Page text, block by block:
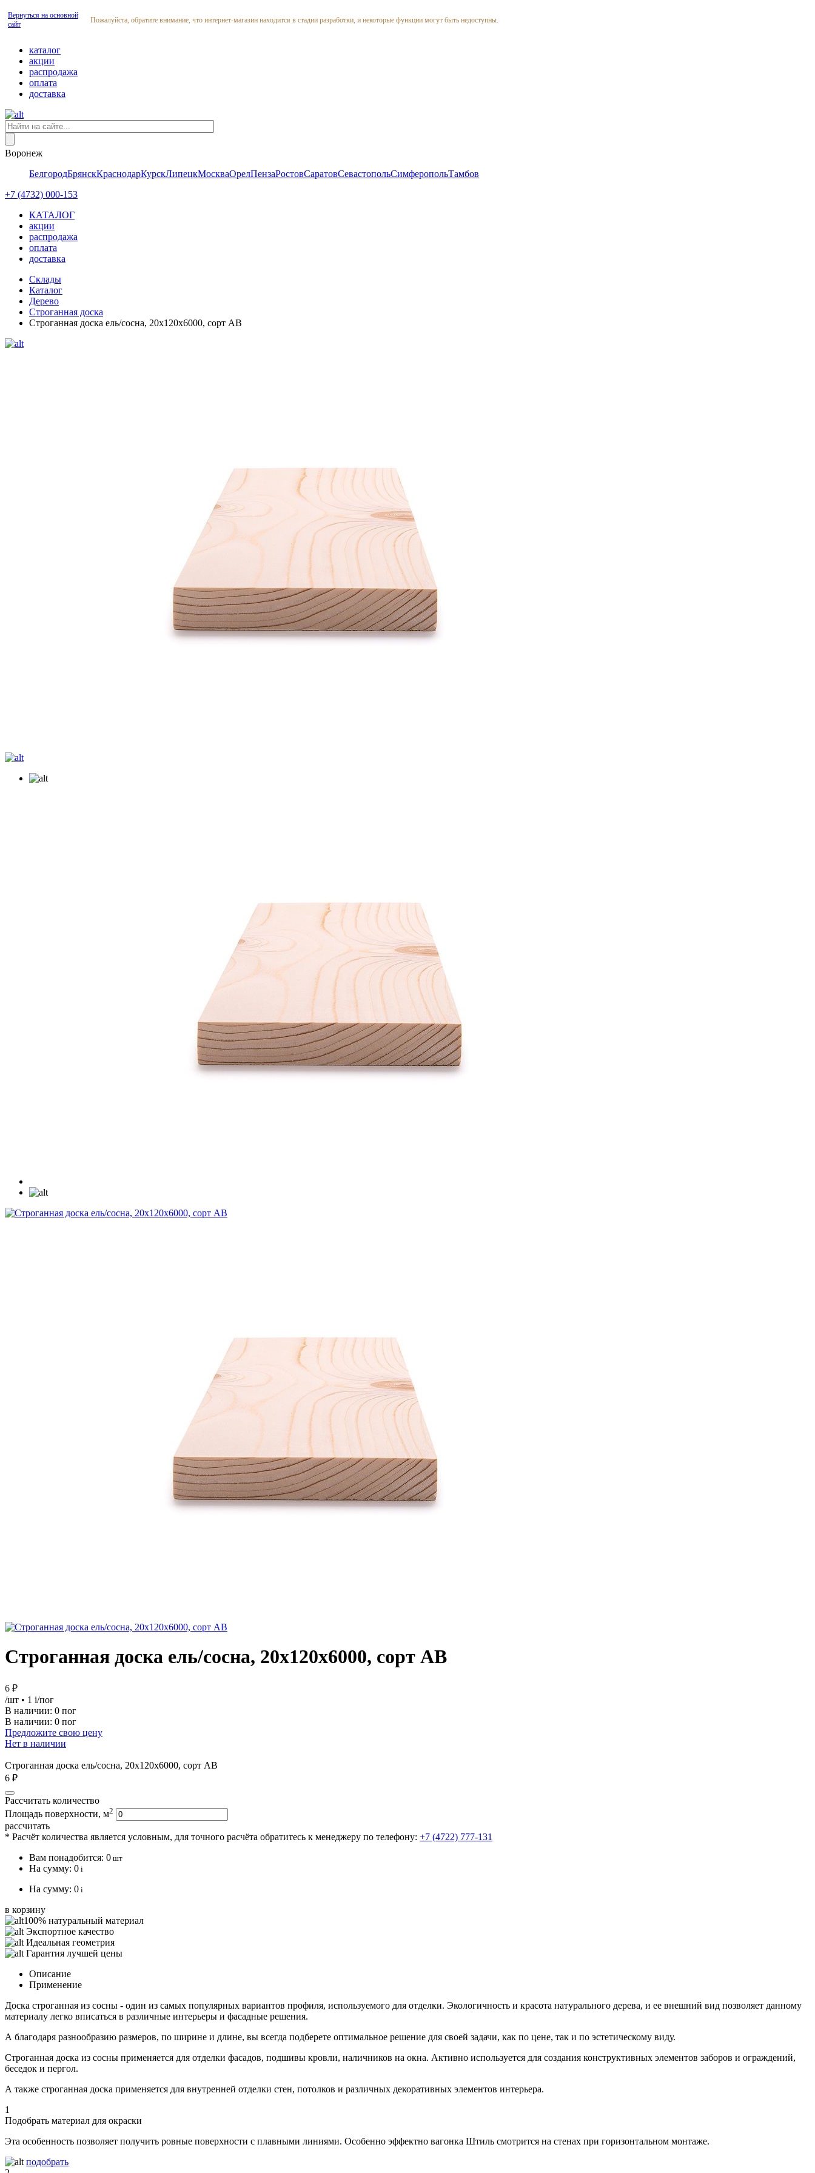
Вернуться на основной
сайт
Пожалуйста, обратите внимание, что интернет-магазин находится в стадии разработки, и некоторые функции могут быть недоступны.
каталог
акции
распродажа
оплата
доставка
Воронеж
БелгородБрянскКраснодарКурскЛипецкМоскваОрелПензаРостовСаратовСевастопольСимферопольТамбов
+7 (4732) 000-153
КАТАЛОГ
акции
распродажа
оплата
доставка
Склады
Каталог
Дерево
Строганная доска
Строганная доска ель/сосна, 20х120х6000, сорт АВ
Строганная доска ель/сосна, 20х120х6000, сорт АВ
6 ₽
/шт • 1 i/пог
В наличии: 0 пог
В наличии: 0 пог
Предложите свою цену
Нет в наличии
Строганная доска ель/сосна, 20х120х6000, сорт АВ
6 ₽
Рассчитать количество
Площадь поверхности, м2
рассчитать
* Расчёт количества является условным, для точного расчёта обратитесь к менеджеру по телефону: +7 (4722) 777-131
Вам понадобится: 0 шт
На сумму: 0 i
На сумму: 0 i
в корзину
100% натуральный материал
Экспортное качество
Идеальная геометрия
Гарантия лучшей цены
Описание
Применение
Доска строганная из сосны - один из самых популярных вариантов профиля, используемого для отделки. Экологичность и красота натурального дерева, и ее внешний вид позволяет данному
материалу легко вписаться в различные интерьеры и фасадные решения.
А благодаря разнообразию размеров, по ширине и длине, вы всегда подберете оптимальное решение для своей задачи, как по цене, так и по эстетическому виду.
Строганная доска из сосны применяется для отделки фасадов, подшивы кровли, наличников на окна. Активно используется для создания конструктивных элементов заборов и ограждений,
беседок и пергол.
А также строганная доска применяется для внутренней отделки стен, потолков и различных декоративных элементов интерьера.
1
Подобрать материал для окраски
Эта особенность позволяет получить ровные поверхности с плавными линиями. Особенно эффектно вагонка Штиль смотрится на стенах при горизонтальном монтаже.
подобрать